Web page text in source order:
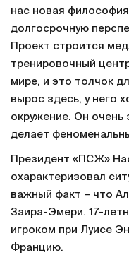
нас новая
долгосрочную
Проект строится
тренировочный
мире, и это толчок
вырос здесь, у него
окружение. Он очень
делает
Президент «ПСЖ»
охарактеризовал
важный факт – что
Заира-Эмери. 17-
игроком при Луисе
Францию.